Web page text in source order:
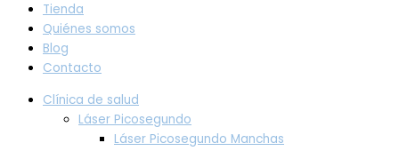
Tienda
Quiénes somos
Blog
Contacto
Clínica de salud
Láser Picosegundo
Láser Picosegundo Manchas